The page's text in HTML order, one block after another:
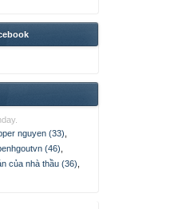
nguyen (33)
(46)
của nhà thầu (36)